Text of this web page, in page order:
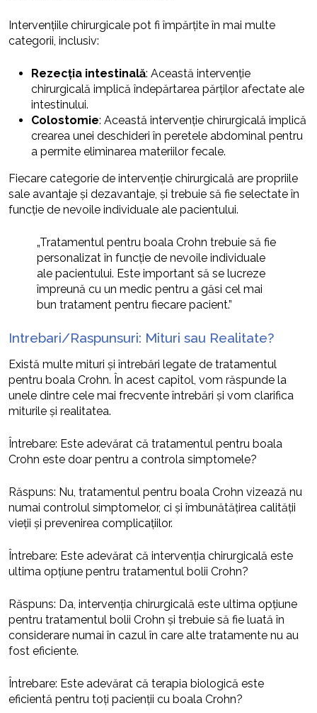
Intervențiile chirurgicale pot fi împărțite în mai multe
categorii, inclusiv:
Rezecția intestinală: Această intervenție
chirurgicală implică îndepărtarea părților afectate ale
intestinului.
Colostomie: Această intervenție chirurgicală implică
crearea unei deschideri în peretele abdominal pentru
a permite eliminarea materiilor fecale.
Fiecare categorie de intervenție chirurgicală are propriile
sale avantaje și dezavantaje, și trebuie să fie selectate în
funcție de nevoile individuale ale pacientului.
„Tratamentul pentru boala Crohn trebuie să fie
personalizat în funcție de nevoile individuale
ale pacientului. Este important să se lucreze
împreună cu un medic pentru a găsi cel mai
bun tratament pentru fiecare pacient.”
Intrebari/Raspunsuri: Mituri sau Realitate?
Există multe mituri și întrebări legate de tratamentul
pentru boala Crohn. În acest capitol, vom răspunde la
unele dintre cele mai frecvente întrebări și vom clarifica
miturile și realitatea.
Întrebare: Este adevărat că tratamentul pentru boala
Crohn este doar pentru a controla simptomele?
Răspuns: Nu, tratamentul pentru boala Crohn vizează nu
numai controlul simptomelor, ci și îmbunătățirea calității
vieții și prevenirea complicațiilor.
Întrebare: Este adevărat că intervenția chirurgicală este
ultima opțiune pentru tratamentul bolii Crohn?
Răspuns: Da, intervenția chirurgicală este ultima opțiune
pentru tratamentul bolii Crohn și trebuie să fie luată în
considerare numai în cazul în care alte tratamente nu au
fost eficiente.
Întrebare: Este adevărat că terapia biologică este
eficientă pentru toți pacienții cu boala Crohn?